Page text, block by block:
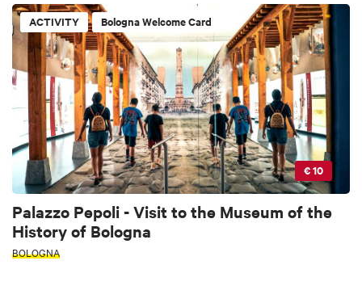
ACTIVITY Bologna Welcome Card
€ 10
Palazzo Pepoli - Visit to the Museum of the
History of Bologna
BOLOGNA